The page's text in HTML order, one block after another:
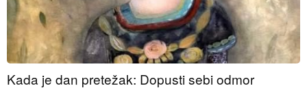
Kada je dan pretežak: Dopusti sebi odmor